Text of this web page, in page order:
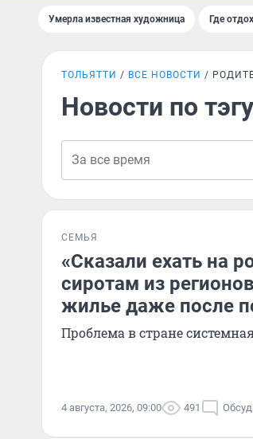
Умерла известная художница Где
ТОЛЬЯТТИ ВСЕ НОВОСТИ
Новости по
СЕМЬЯ
«Сказали ехать на
сиротам из
жилье даже после
Проблема в стране
4 августа, 2026, 09:00 491